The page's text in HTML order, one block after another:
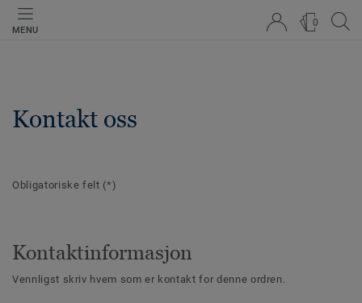
MENU
0
Kontakt oss
Obligatoriske felt (*)
Kontaktinformasjon
Vennligst skriv hvem som er kontakt for denne ordren.